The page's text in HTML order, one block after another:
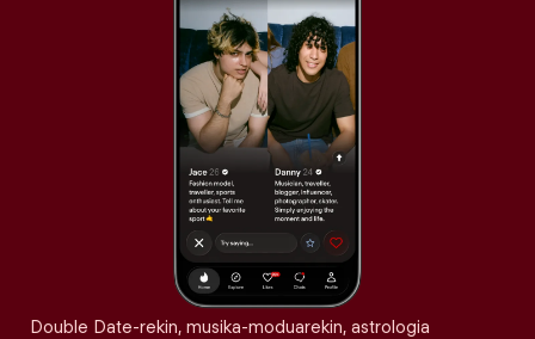
Double Date-rekin, musika-moduarekin, astrologia